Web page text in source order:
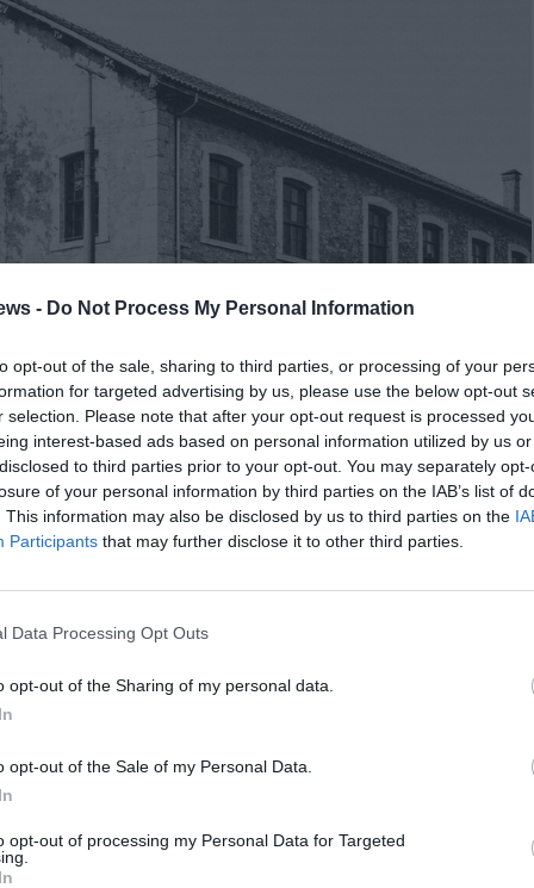
- Do Not Process My Personal Information
opt-out of the sale, sharing to third parties, or processing of your
for targeted advertising by us, please use the below opt-out
selection. Please note that after your opt-out request is processed
interest-based ads based on personal information utilized by us
to third parties prior to your opt-out. You may separately
of your personal information by third parties on the IAB’s list of
This information may also be disclosed by us to third parties on the
Participants that may further disclose it to other third parties.
Data Processing Opt Outs
opt-out of the Sharing of my personal data.
opt-out of the Sale of my Personal Data.
opt-out of processing my Personal Data for Targeted
που τότε άκμαζε στην περιοχή μας.
σίγουρα αναβαθμίζουν την τουριστική εικόνα της
της πόλης στο σήμερα.